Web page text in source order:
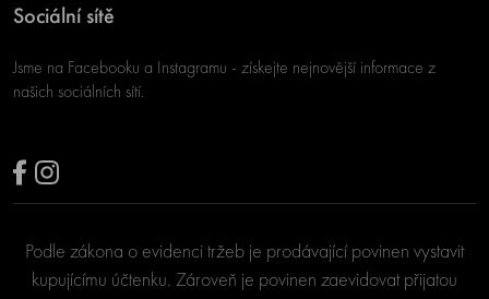
Sociální sítě
Jsme na Facebooku a Instagramu - získejte nejnovější informace z
našich sociálních sítí.
Podle zákona o evidenci tržeb je prodávající povinen vystavit
kupujícímu účtenku. Zároveň je povinen zaevidovat přijatou